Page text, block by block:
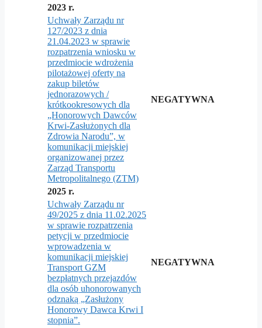
2023 r.
Uchwały Zarządu nr
127/2023 z dnia
21.04.2023 w sprawie
rozpatrzenia wniosku w
przedmiocie wdrożenia
pilotażowej oferty na
zakup biletów
jednorazowych /
krótkookresowych dla
„Honorowych Dawców
Krwi-Zasłużonych dla
Zdrowia Narodu”, w
komunikacji miejskiej
organizowanej przez
Zarząd Transportu
Metropolitalnego (ZTM)
NEGATYWNA
2025 r.
Uchwały Zarządu nr
49/2025 z dnia 11.02.2025
w sprawie rozpatrzenia
petycji w przedmiocie
wprowadzenia w
komunikacji miejskiej
Transport GZM
bezpłatnych przejazdów
dla osób uhonorowanych
odznaką „Zasłużony
Honorowy Dawca Krwi I
stopnia”.
NEGATYWNA